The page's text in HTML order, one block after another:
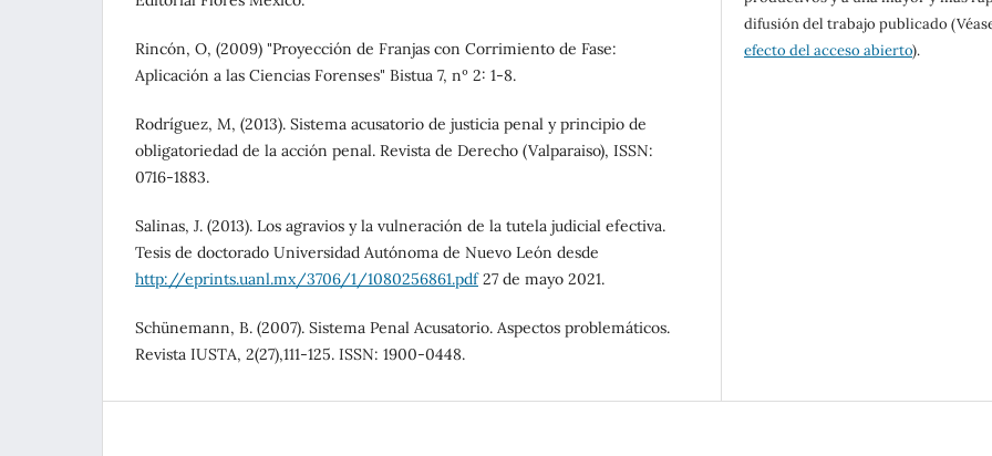
Rincón, O, (2009) "Proyección de Franjas con Corrimiento de Fase:
Aplicación a las Ciencias Forenses" Bistua 7, nº 2: 1-8.
Rodríguez, M, (2013). Sistema acusatorio de justicia penal y principio de
obligatoriedad de la acción penal. Revista de Derecho (Valparaiso), ISSN:
0716-1883.
Salinas, J. (2013). Los agravios y la vulneración de la tutela judicial efectiva.
Tesis de doctorado Universidad Autónoma de Nuevo León desde
http://eprints.uanl.mx/3706/1/1080256861.pdf27 de mayo 2021.
Schünemann, B. (2007). Sistema Penal Acusatorio. Aspectos problemáticos.
Revista IUSTA, 2(27),111-125. ISSN: 1900-0448.
difusión del trabajo publicado
efecto del acceso abierto).